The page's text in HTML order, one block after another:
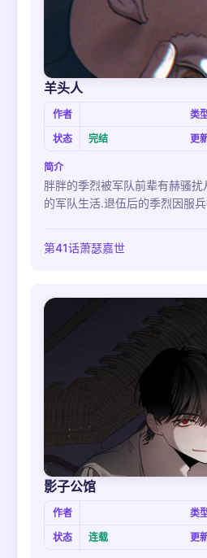
羊头人
作者 类
状态
完结 更
简介
胖胖的季烈被军队前辈有赫骚
的军队生活.退伍后的季烈因服
看到他幸福生活的样子季烈下定
第41话萧瑟嘉世
影子公馆
作者 类
状态
连载 更